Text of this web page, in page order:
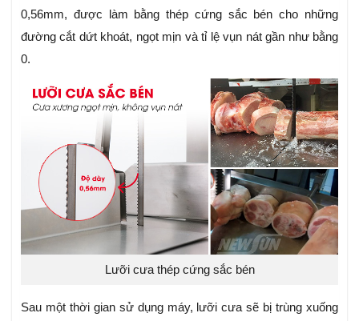
0,56mm, được làm bằng thép cứng sắc bén cho những
đường cắt dứt khoát, ngọt mịn và tỉ lệ vụn nát gần như bằng
0.
Lưỡi cưa thép cứng sắc bén
Sau một thời gian sử dụng máy, lưỡi cưa sẽ bị trùng xuống